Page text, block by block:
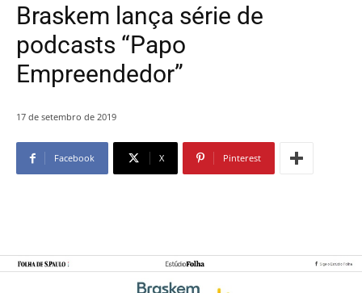
Braskem lança série de
podcasts “Papo
Empreendedor”
17 de setembro de 2019
Facebook X Pinterest